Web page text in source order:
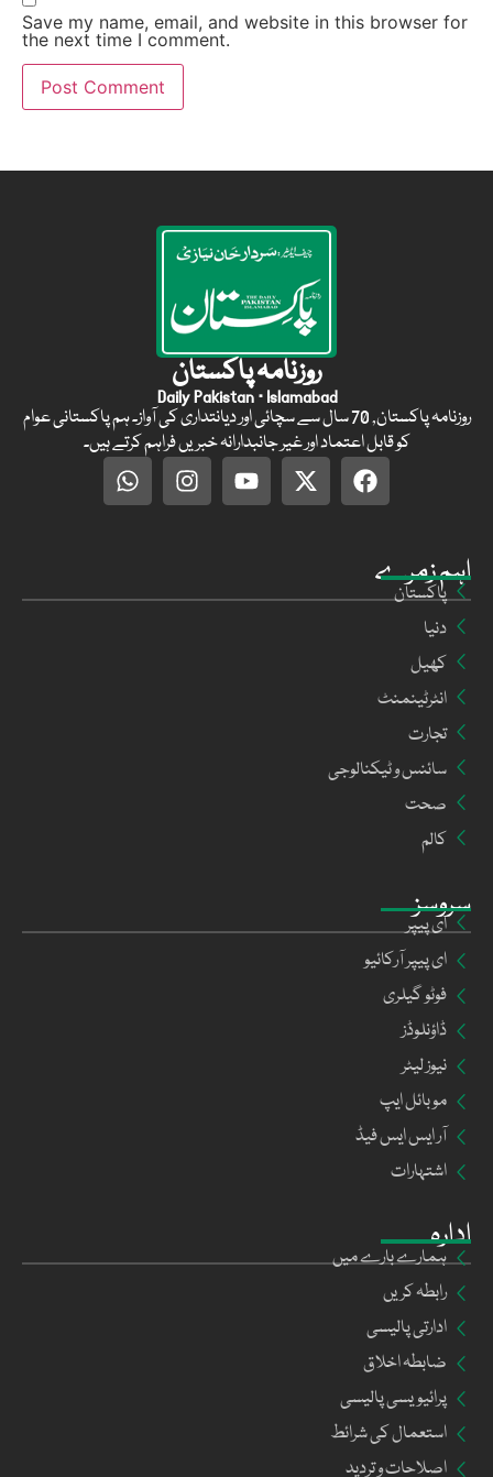
Save my name, email, and website in this browser for
the next time I comment.
ادارہ
ہمارے بارے میں
رابطہ کریں
ادارتی پالیسی
ضابطہ اخلاق
پرائیویسی پالیسی
استعمال کی شرائط
اصلاحات و تردید
سروسز
ای پیپر
ای پیپر آرکائیو
فوٹو گیلری
ڈاؤنلوڈز
نیوز لیٹر
موبائل ایپ
آر ایس ایس فیڈ
اشتہارات
اہم زمرے
پاکستان
دنیا
کھیل
انٹرٹینمنٹ
تجارت
سائنس و ٹیکنالوجی
صحت
کالم
روزنامہ پاکستان
Daily Pakistan · Islamabad
روزنامہ پاکستان, 70 سال سے سچائی اور دیانتداری کی آواز۔ ہم پاکستانی عوام
کو قابل اعتماد اور غیر جانبدارانہ خبریں فراہم کرتے ہیں۔